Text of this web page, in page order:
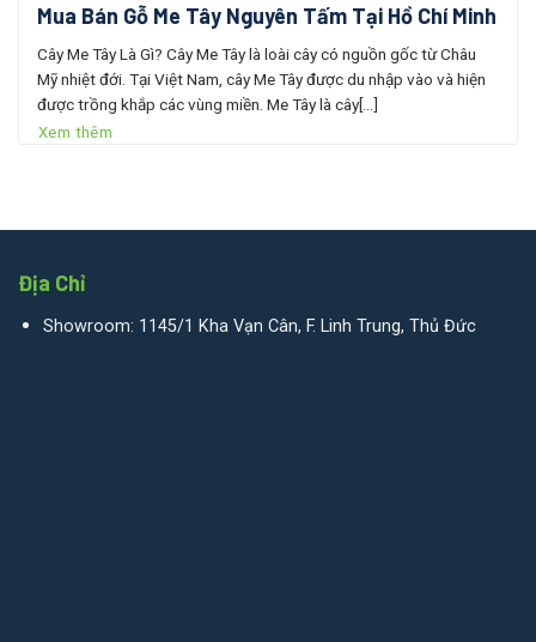
Mua Bán Gỗ Me Tây Nguyên Tấm Tại Hồ Chí Minh
Cây Me Tây Là Gì? Cây Me Tây là loài cây có nguồn gốc từ Châu
Mỹ nhiệt đới. Tại Việt Nam, cây Me Tây được du nhập vào và hiện
được trồng khắp các vùng miền. Me Tây là cây[...]
Xem thêm
Địa Chỉ
Showroom: 1145/1 Kha Vạn Cân, F. Linh Trung, Thủ Đức